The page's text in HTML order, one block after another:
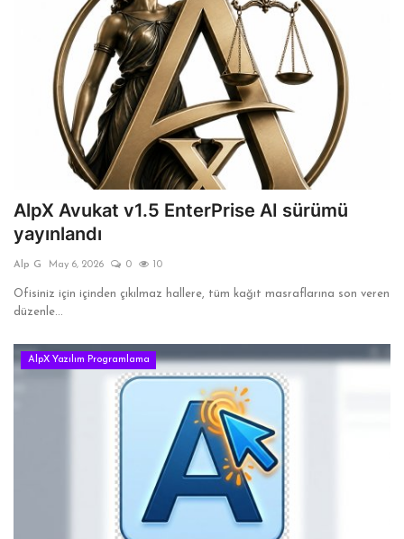
AlpX Avukat v1.5 EnterPrise AI sürümü
yayınlandı
Alp G May 6, 2026 0 10
Ofisiniz için içinden çıkılmaz hallere, tüm kağıt masraflarına son veren
düzenle...
AlpX Yazılım Programlama